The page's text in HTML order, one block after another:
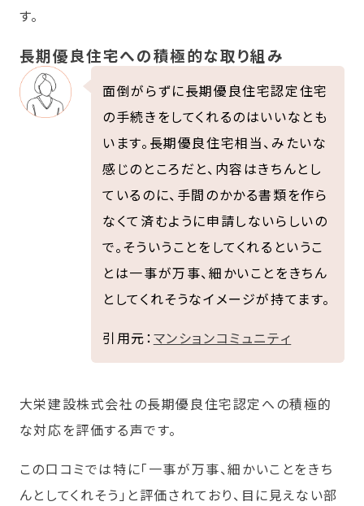
す。
長期優良住宅への積極的な取り組み
面倒がらずに長期優良住宅認定住宅
の手続きをしてくれるのはいいなとも
います。長期優良住宅相当、みたいな
感じのところだと、内容はきちんとし
ているのに、手間のかかる書類を作ら
なくて済むように申請しないらしいの
で。そういうことをしてくれるというこ
とは一事が万事、細かいことをきちん
としてくれそうなイメージが持てます。
引用元：マンションコミュニティ
大栄建設株式会社の長期優良住宅認定への積極的
な対応を評価する声です。
この口コミでは特に「一事が万事、細かいことをきち
んとしてくれそう」と評価されており、目に見えない部